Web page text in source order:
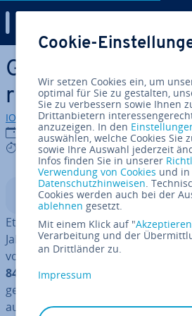
Zum Haupt­in­halt springen
Gmail-
rich­ten – so geht’s
IONOS Redaktion
11.11.2022
5 mins
Auf
In­halts­ver­zeich­nis
Etwa 86 Prozent der Be­völ­ke­rung
Jahr 2019 das Internet zum
von E-Mails genutzt. Dabei wurden
848,1 Mil­li­ar­den E-Mails allein in
gesendet und empfangen. Auch
ausgeht, dass weltweit rund 55
Cookie-
Wir setzen Cookies ein, um
optimal für Sie zu gestalten,
Sie zu verbessern sowie Ihnen
Drittanbietern
anzuzeigen. In den
auswählen, welche Cookies Sie
sowie Ihre Auswahl jederzeit
Infos finden Sie in unserer
Verwendung von Cookies und in
Datenschutzhinweisen.
Cookies werden auch bei der
ablehnen gesetzt.
Mit einem Klick auf "Akzeptieren
Verarbeitung und der
an Drittländer zu.
Impressum